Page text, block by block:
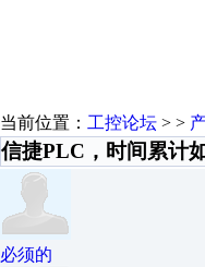
当前位置： 工控论坛 > >
信捷PLC，时间累计
必须的